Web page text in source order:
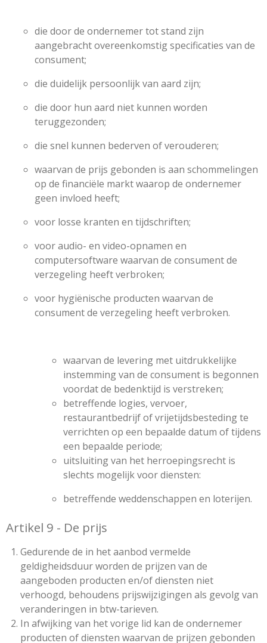
die door de ondernemer tot stand zijn
aangebracht overeenkomstig specificaties van de
consument;
die duidelijk persoonlijk van aard zijn;
die door hun aard niet kunnen worden
teruggezonden;
die snel kunnen bederven of verouderen;
waarvan de prijs gebonden is aan schommelingen
op de financiële markt waarop de ondernemer
geen invloed heeft;
voor losse kranten en tijdschriften;
voor audio- en video-opnamen en
computersoftware waarvan de consument de
verzegeling heeft verbroken;
voor hygiënische producten waarvan de
consument de verzegeling heeft verbroken.
waarvan de levering met uitdrukkelijke
instemming van de consument is begonnen
voordat de bedenktijd is verstreken;
betreffende logies, vervoer,
restaurantbedrijf of vrijetijdsbesteding te
verrichten op een bepaalde datum of tijdens
een bepaalde periode;
uitsluiting van het herroepingsrecht is
slechts mogelijk voor diensten:
betreffende weddenschappen en loterijen.
Artikel 9 - De prijs
Gedurende de in het aanbod vermelde
geldigheidsduur worden de prijzen van de
aangeboden producten en/of diensten niet
verhoogd, behoudens prijswijzigingen als gevolg van
veranderingen in btw-tarieven.
In afwijking van het vorige lid kan de ondernemer
producten of diensten waarvan de prijzen gebonden